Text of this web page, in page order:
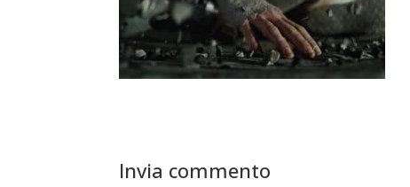
Invia commento